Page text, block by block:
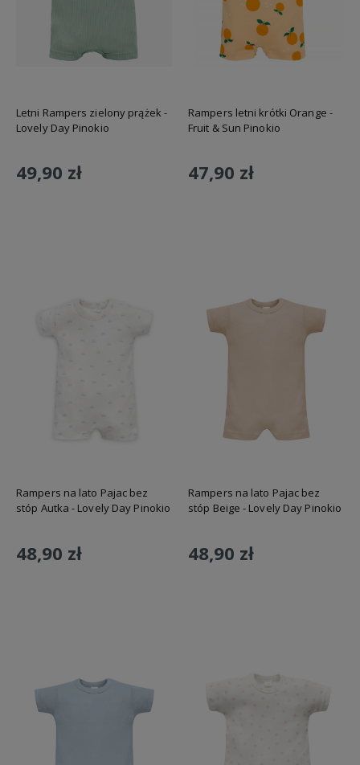
Letni Rampers zielony prążek -
Lovely Day Pinokio
49,90 zł
Rampers letni krótki Orange -
Fruit & Sun Pinokio
47,90 zł
Rampers na lato Pajac bez
stóp Autka - Lovely Day Pinokio
48,90 zł
Rampers na lato Pajac bez
stóp Beige - Lovely Day Pinokio
48,90 zł